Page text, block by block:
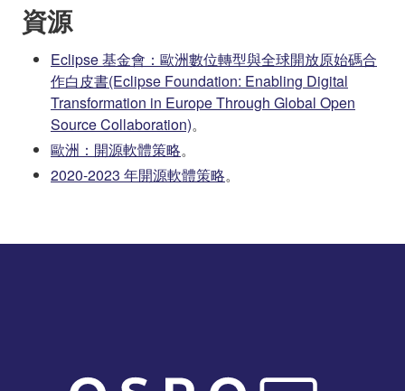
資源
Eclipse 基金會：歐洲數位轉型與全球開放原始碼合
作白皮書(Eclipse Foundation: Enabling Digital
Transformation in Europe Through Global Open
Source Collaboration)。
歐洲：開源軟體策略。
2020-2023 年開源軟體策略。